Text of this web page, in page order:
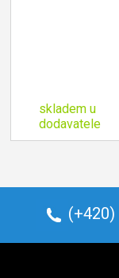
skladem u
dodavatele
(+420)